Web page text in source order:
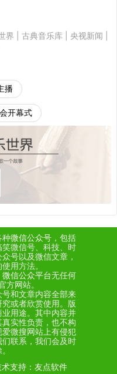
界 古典音乐库 央视新闻
播
开幕式
种微信公众号 ，包括
微信号、科技、时
号以及微信文章，
用方法。
微信公众平台无任何
方网站。
和文章内容全部来
或者欣赏使用。版
用途。其中内容并
实性负责，也不构
微搜网站上有侵犯
联系，我们会及时
支持： 友点软件